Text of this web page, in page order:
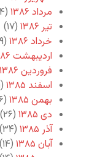
مرداد ۱۳۸۶
(۱۴)
تیر ۱۳۸۶
(۱۷)
خرداد ۱۳۸۶
(۹)
اردیبهشت ۱۳۸۶
فروردین ۱۳۸۶
اسفند ۱۳۸۵
(۲۹)
بهمن ۱۳۸۵
(۱۶)
دی ۱۳۸۵
(۲۶)
آذر ۱۳۸۵
(۳۴)
آبان ۱۳۸۵
(۱۴)